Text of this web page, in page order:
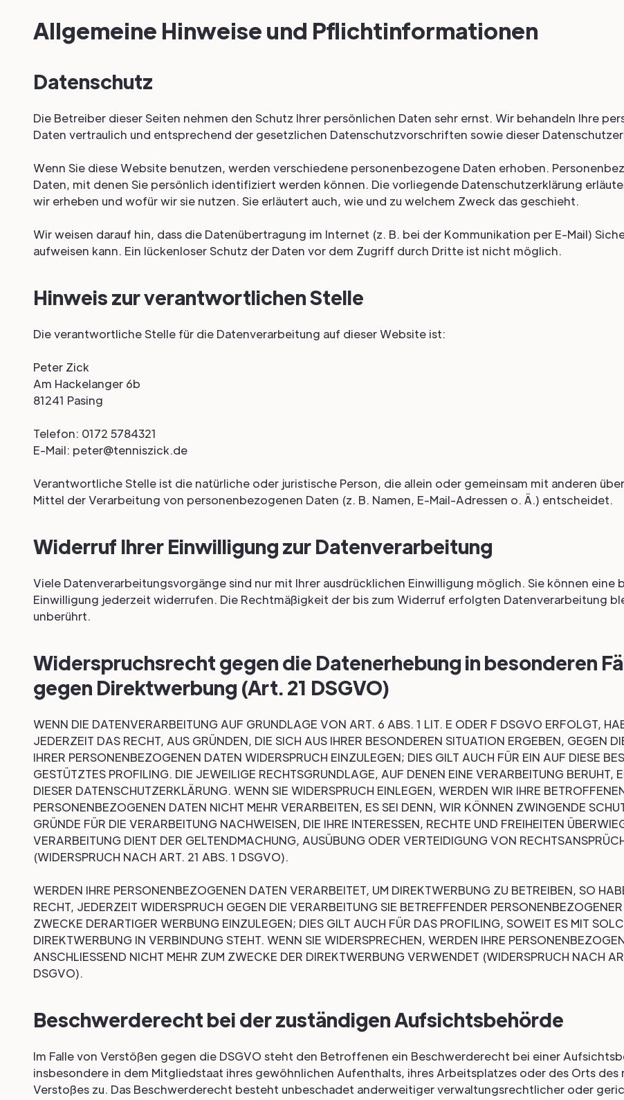
Allgemeine Hinweise und Pflicht­informationen
Datenschutz
Die Betreiber dieser Seiten nehmen den Schutz Ihrer persönlichen Daten sehr ernst. Wir behandeln Ihre
Daten vertraulich und entsprechend der gesetzlichen Datenschutzvorschriften sowie dieser
Wenn Sie diese Website benutzen, werden verschiedene personenbezogene Daten erhoben.
Daten, mit denen Sie persönlich identifiziert werden können. Die vorliegende Datenschutzerklärung
wir erheben und wofür wir sie nutzen. Sie erläutert auch, wie und zu welchem Zweck das geschieht.
Wir weisen darauf hin, dass die Datenübertragung im Internet (z. B. bei der Kommunikation per E-Mail)
aufweisen kann. Ein lückenloser Schutz der Daten vor dem Zugriff durch Dritte ist nicht möglich.
Hinweis zur verantwortlichen Stelle
Die verantwortliche Stelle für die Datenverarbeitung auf dieser Website ist:
Peter Zick
Am Hackelanger 6b
81241 Pasing
Telefon: 0172 5784321
E-Mail: peter@tenniszick.de
Verantwortliche Stelle ist die natürliche oder juristische Person, die allein oder gemeinsam mit anderen
Mittel der Verarbeitung von personenbezogenen Daten (z. B. Namen, E-Mail-Adressen o. Ä.) entscheidet.
Widerruf Ihrer Einwilligung zur Datenverarbeitung
Viele Datenverarbeitungsvorgänge sind nur mit Ihrer ausdrücklichen Einwilligung möglich. Sie können eine
Einwilligung jederzeit widerrufen. Die Rechtmäßigkeit der bis zum Widerruf erfolgten Datenverarbeitung
unberührt.
Widerspruchsrecht gegen die Datenerhebung in besonderen
gegen Direktwerbung (Art. 21 DSGVO)
WENN DIE DATENVERARBEITUNG AUF GRUNDLAGE VON ART. 6 ABS. 1 LIT. E ODER F DSGVO ERFOLGT,
JEDERZEIT DAS RECHT, AUS GRÜNDEN, DIE SICH AUS IHRER BESONDEREN SITUATION ERGEBEN, GEGEN
IHRER PERSONENBEZOGENEN DATEN WIDERSPRUCH EINZULEGEN; DIES GILT AUCH FÜR EIN AUF DIESE
GESTÜTZTES PROFILING. DIE JEWEILIGE RECHTSGRUNDLAGE, AUF DENEN EINE VERARBEITUNG BERUHT,
DIESER DATENSCHUTZERKLÄRUNG. WENN SIE WIDERSPRUCH EINLEGEN, WERDEN WIR IHRE
PERSONENBEZOGENEN DATEN NICHT MEHR VERARBEITEN, ES SEI DENN, WIR KÖNNEN ZWINGENDE
GRÜNDE FÜR DIE VERARBEITUNG NACHWEISEN, DIE IHRE INTERESSEN, RECHTE UND FREIHEITEN
VERARBEITUNG DIENT DER GELTENDMACHUNG, AUSÜBUNG ODER VERTEIDIGUNG VON
(WIDERSPRUCH NACH ART. 21 ABS. 1 DSGVO).
WERDEN IHRE PERSONENBEZOGENEN DATEN VERARBEITET, UM DIREKTWERBUNG ZU BETREIBEN, SO
RECHT, JEDERZEIT WIDERSPRUCH GEGEN DIE VERARBEITUNG SIE BETREFFENDER
ZWECKE DERARTIGER WERBUNG EINZULEGEN; DIES GILT AUCH FÜR DAS PROFILING, SOWEIT ES MIT
DIREKTWERBUNG IN VERBINDUNG STEHT. WENN SIE WIDERSPRECHEN, WERDEN IHRE
ANSCHLIESSEND NICHT MEHR ZUM ZWECKE DER DIREKTWERBUNG VERWENDET (WIDERSPRUCH NACH
DSGVO).
Beschwerde­recht bei der zuständigen Aufsichts­behörde
Im Falle von Verstößen gegen die DSGVO steht den Betroffenen ein Beschwerderecht bei einer
insbesondere in dem Mitgliedstaat ihres gewöhnlichen Aufenthalts, ihres Arbeitsplatzes oder des Orts des
Verstoßes zu. Das Beschwerderecht besteht unbeschadet anderweitiger verwaltungsrechtlicher oder